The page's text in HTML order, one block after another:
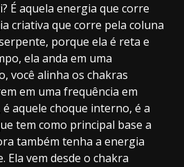
É aquela energia que corre
criativa que corre pela coluna
porque ela é reta e
ela anda em uma
você alinha os chakras
em uma frequência em
é aquele choque interno, é a
tem como principal base a
também tenha a energia
Ela vem desde o chakra